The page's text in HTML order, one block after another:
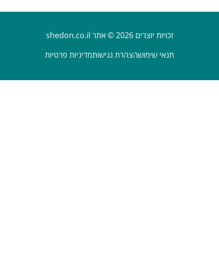
זכויות יוצרים 2026 © אתר shedon.co.il
תנאי שימושהצהרת נגישותמדיניות פרטיות